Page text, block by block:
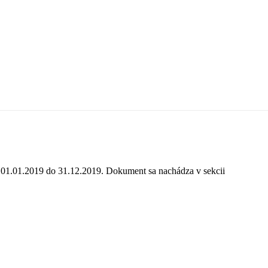
do 31.12.2019. Dokument sa nachádza v sekcii